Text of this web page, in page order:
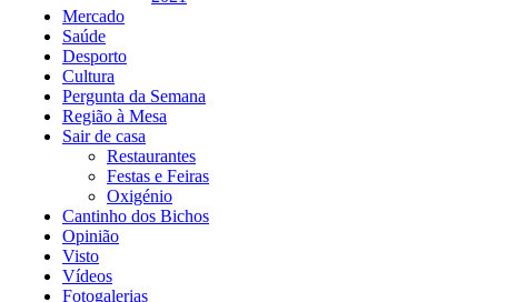
Mercado
Saúde
Desporto
Cultura
Pergunta da Semana
Região à Mesa
Sair de casa
Restaurantes
Festas e Feiras
Oxigénio
Cantinho dos Bichos
Opinião
Visto
Vídeos
Fotogalerias